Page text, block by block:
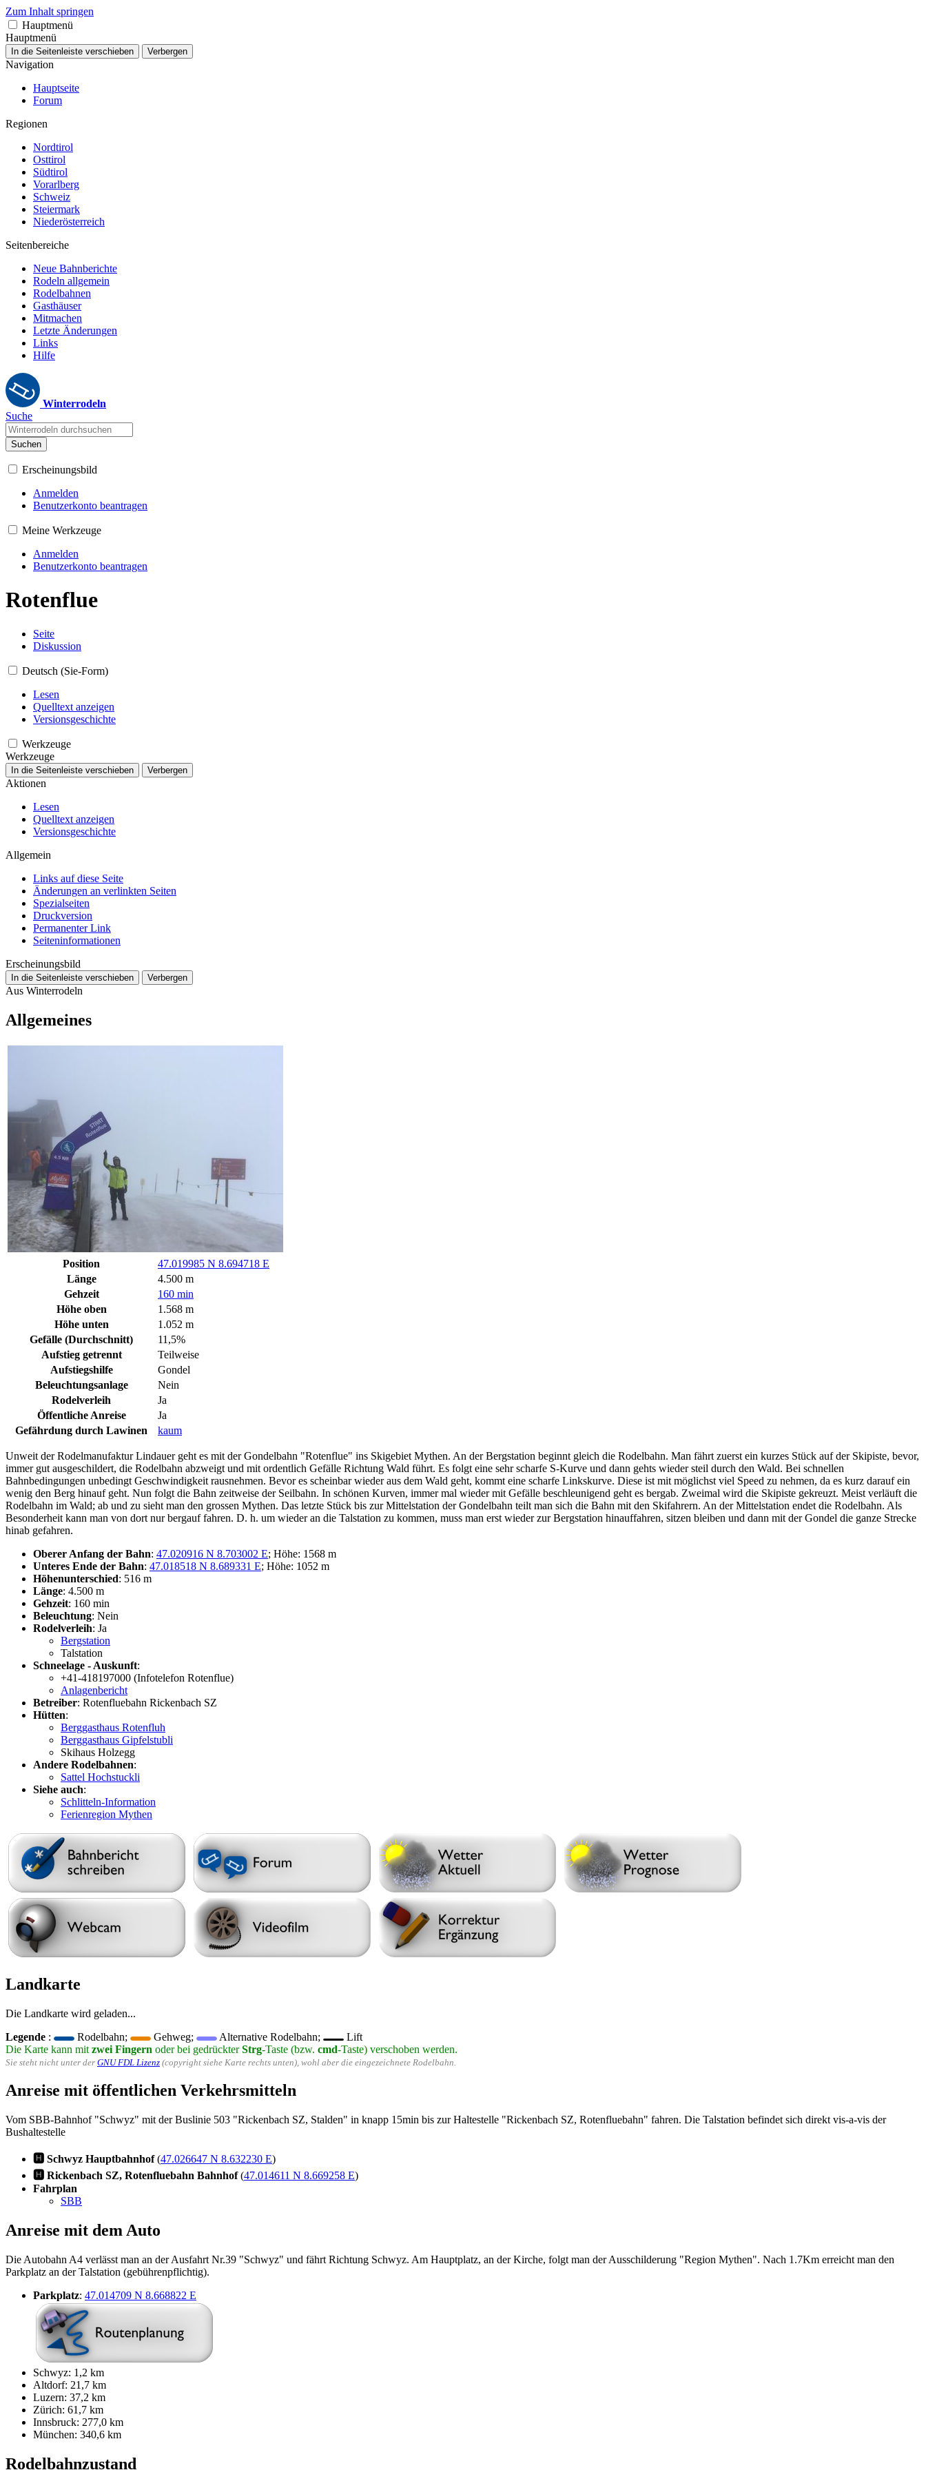
Zum Inhalt springen
Hauptmenü
Hauptmenü
In die Seitenleiste verschieben Verbergen
Navigation
Hauptseite
Forum
Regionen
Nordtirol
Osttirol
Südtirol
Vorarlberg
Schweiz
Steiermark
Niederösterreich
Seitenbereiche
Neue Bahnberichte
Rodeln allgemein
Rodelbahnen
Gasthäuser
Mitmachen
Letzte Änderungen
Links
Hilfe
Winterrodeln
Suche
Suchen
Erscheinungsbild
Anmelden
Benutzerkonto beantragen
Meine Werkzeuge
Anmelden
Benutzerkonto beantragen
Rotenflue
Seite
Diskussion
Deutsch (Sie-Form)
Lesen
Quelltext anzeigen
Versionsgeschichte
Werkzeuge
Werkzeuge
In die Seitenleiste verschieben Verbergen
Aktionen
Lesen
Quelltext anzeigen
Versionsgeschichte
Allgemein
Links auf diese Seite
Änderungen an verlinkten Seiten
Spezialseiten
Druckversion
Permanenter Link
Seiten­­informationen
Erscheinungsbild
In die Seitenleiste verschieben Verbergen
Aus Winterrodeln
Allgemeines
Position
47.019985 N 8.694718 E
Länge
4.500 m
Gehzeit
160 min
Höhe oben
1.568 m
Höhe unten
1.052 m
Gefälle (Durchschnitt)
11,5%
Aufstieg getrennt
Teilweise
Aufstiegshilfe
Gondel
Beleuchtungsanlage
Nein
Rodelverleih
Ja
Öffentliche Anreise
Ja
Gefährdung durch Lawinen
kaum
Unweit der Rodelmanufaktur Lindauer geht es mit der Gondelbahn "Rotenflue" ins Skigebiet Mythen. An der Bergstation beginnt gleich die Rodelbahn. Man fährt zuerst ein kurzes Stück auf der Skipiste, bevor,
immer gut ausgeschildert, die Rodelbahn abzweigt und mit ordentlich Gefälle Richtung Wald führt. Es folgt eine sehr scharfe S-Kurve und dann gehts wieder steil durch den Wald. Bei schnellen
Bahnbedingungen unbedingt Geschwindigkeit rausnehmen. Bevor es scheinbar wieder aus dem Wald geht, kommt eine scharfe Linkskurve. Diese ist mit möglichst viel Speed zu nehmen, da es kurz darauf ein
wenig den Berg hinauf geht. Nun folgt die Bahn zeitweise der Seilbahn. In schönen Kurven, immer mal wieder mit Gefälle beschleunigend geht es bergab. Zweimal wird die Skipiste gekreuzt. Meist verläuft die
Rodelbahn im Wald; ab und zu sieht man den grossen Mythen. Das letzte Stück bis zur Mittelstation der Gondelbahn teilt man sich die Bahn mit den Skifahrern. An der Mittelstation endet die Rodelbahn. Als
Besonderheit kann man von dort nur bergauf fahren. D. h. um wieder an die Talstation zu kommen, muss man erst wieder zur Bergstation hinauffahren, sitzen bleiben und dann mit der Gondel die ganze Strecke
hinab gefahren.
Oberer Anfang der Bahn: 47.020916 N 8.703002 E; Höhe: 1568 m
Unteres Ende der Bahn: 47.018518 N 8.689331 E; Höhe: 1052 m
Höhenunterschied: 516 m
Länge: 4.500 m
Gehzeit: 160 min
Beleuchtung: Nein
Rodelverleih: Ja
Bergstation
Talstation
Schneelage - Auskunft:
+41-418197000 (Infotelefon Rotenflue)
Anlagenbericht
Betreiber: Rotenfluebahn Rickenbach SZ
Hütten:
Berggasthaus Rotenfluh
Berggasthaus Gipfelstubli
Skihaus Holzegg
Andere Rodelbahnen:
Sattel Hochstuckli
Siehe auch:
Schlitteln-Information
Ferienregion Mythen
Landkarte
Die Landkarte wird geladen...
Legende : Rodelbahn; Gehweg; Alternative Rodelbahn;
Lift
Die Karte kann mit zwei Fingern oder bei gedrückterStrg-Taste (bzw. cmd-Taste) verschoben werden.
Sie steht nicht unter der GNU FDL Lizenz (copyright siehe Karte rechts unten), wohl aber die eingezeichnete Rodelbahn.
Anreise mit öffentlichen Verkehrsmitteln
Vom SBB-Bahnhof "Schwyz" mit der Buslinie 503 "Rickenbach SZ, Stalden" in knapp 15min bis zur Haltestelle "Rickenbach SZ, Rotenfluebahn" fahren. Die Talstation befindet sich direkt vis-a-vis der
Bushaltestelle
🅷 Schwyz Hauptbahnhof(47.026647 N 8.632230 E)
🅷 Rickenbach SZ, Rotenfluebahn Bahnhof(47.014611 N 8.669258 E)
Fahrplan
SBB
Anreise mit dem Auto
Die Autobahn A4 verlässt man an der Ausfahrt Nr.39 "Schwyz" und fährt Richtung Schwyz. Am Hauptplatz, an der Kirche, folgt man der Ausschilderung "Region Mythen". Nach 1.7Km erreicht man den
Parkplatz an der Talstation (gebührenpflichtig).
Parkplatz: 47.014709 N 8.668822 E
Schwyz: 1,2 km
Altdorf: 21,7 km
Luzern: 37,2 km
Zürich: 61,7 km
Innsbruck: 277,0 km
München: 340,6 km
Rodelbahnzustand